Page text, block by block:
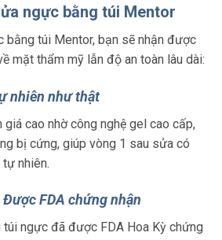
ngực bằng túi Mentor
bằng túi Mentor, bạn sẽ nhận được
mặt thẩm mỹ lẫn độ an toàn lâu dài:
nhiên như thật
cao nhờ công nghệ gel cao cấp,
bị cứng, giúp vòng 1 sau sửa có
nhiên.
FDA chứng nhận
túi ngực đã được FDA Hoa Kỳ chứng